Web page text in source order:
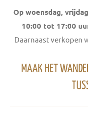
Op woensdag,
10:00 tot 17:00
Daarnaast verkopen
MAAK HET